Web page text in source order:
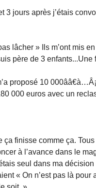
3 jours après j’étais
lâcher » Ils m’ont mis
père de 3 enfants...Une
proposé 10
000 euros avec un
ça finisse comme ça.
à l’avance dans le
seul dans ma
« On n’est pas là pour